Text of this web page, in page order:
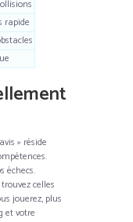
rapide
» réside
échecs.
celles
jouerez, plus
et votre